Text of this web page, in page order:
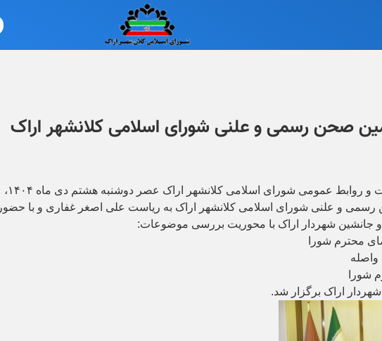
صحن رسمی و علنی شورای اسلامی کلانشهر اراک
به گزارش اداره ارتباطات و روابط عمومی شورای اسلامی کلانشهر اراک عصر دوشنبه هشتم دی ماه ۱۴۰۴،
و علنی شورای اسلامی کلانشهر اراک به ریاست علی اصغر غفاری و با حضور
جانشین شهردار اراک با محوریت بررسی موضوعات:
محترم شورا
واصله
شورا
اراک برگزار شد.